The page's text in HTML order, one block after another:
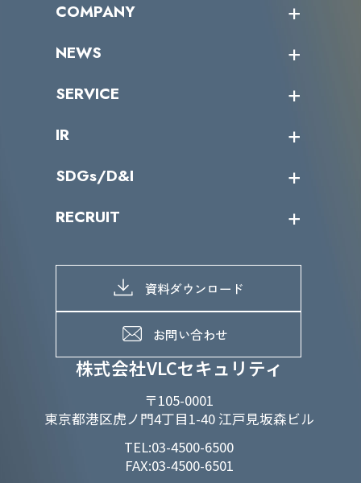
株式会社VLCセキュリティ
〒105-0001
東京都港区虎ノ門4丁目1-40 江戸見坂森ビル
TEL:03-4500-6500
FAX:03-4500-6501
受講者の声
COMPANY
トップメッセージ
ミッション／ビジョン
パートナー企業一覧
NEWS
サイバーニュース
SERVICE
カテゴリー別サービス一覧
IR
IRカレンダー
IRライブラリー
よくあるご質問
SDGs/D&I
当グループのマテリアリティ
SDGs推進体制
D&Iの取り組み
RECRUIT
募集職種一覧
メッセージ
メンバーインタビュー
資料ダウンロード
お問い合わせ